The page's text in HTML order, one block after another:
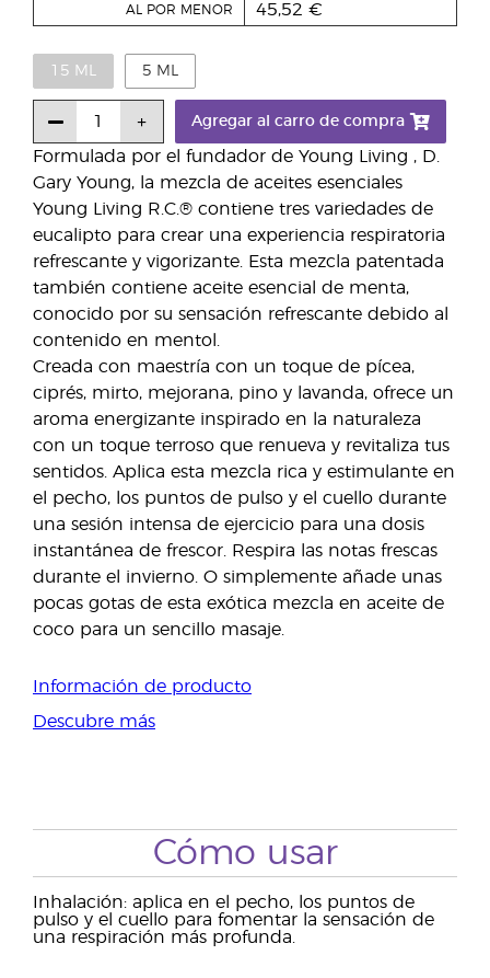
Formulada por el fundador de Young Living , D.
Gary Young, la mezcla de aceites esenciales
Young Living R.C.® contiene tres variedades de
eucalipto para crear una experiencia respiratoria
refrescante y vigorizante. Esta mezcla patentada
también contiene aceite esencial de menta,
conocido por su sensación refrescante debido al
contenido en mentol.
Creada con maestría con un toque de pícea,
ciprés, mirto, mejorana, pino y lavanda, ofrece un
aroma energizante inspirado en la naturaleza
con un toque terroso que renueva y revitaliza tus
sentidos. Aplica esta mezcla rica y estimulante en
el pecho, los puntos de pulso y el cuello durante
una sesión intensa de ejercicio para una dosis
instantánea de frescor. Respira las notas frescas
durante el invierno. O simplemente añade unas
pocas gotas de esta exótica mezcla en aceite de
coco para un sencillo masaje.
Información de producto
Descubre más
AL POR MENOR 45,52 €
15 ML 5 ML
Agregar al carro de compra
Cómo usar
Inhalación: aplica en el pecho, los puntos de
pulso y el cuello para fomentar la sensación de
una respiración más profunda.